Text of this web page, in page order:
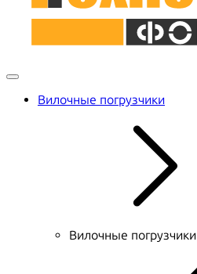
Вилочные погрузчики
Вилочные погрузчики